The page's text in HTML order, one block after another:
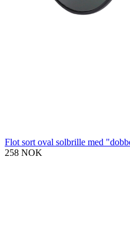
Flot sort oval solbrille med
258 NOK